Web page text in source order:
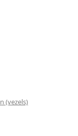
(vezels)